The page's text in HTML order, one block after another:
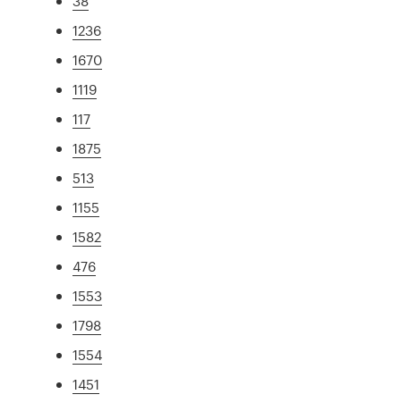
1236
1670
1119
117
1875
513
1155
1582
476
1553
1798
1554
1451